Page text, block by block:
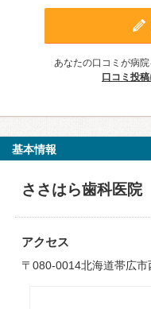
あなたの口コミが病
口コミ投
基本情報
ささはら歯科医院
アクセス
〒080-0014北海道帯広